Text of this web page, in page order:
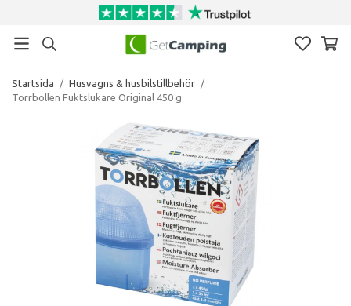
Startsida / Husvagns & husbilstillbehör /
Torrbollen Fuktslukare Original 450 g